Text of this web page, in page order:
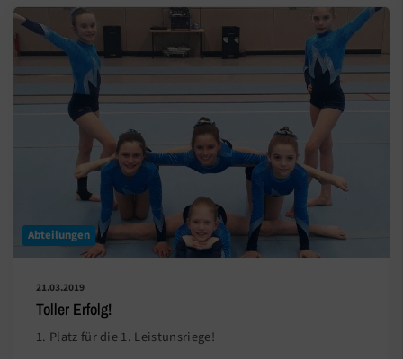
Abteilungen
21.03.2019
Toller Erfolg!
1. Platz für die 1. Leistunsriege!